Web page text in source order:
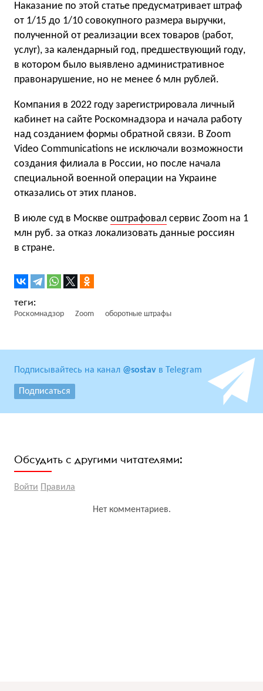
Наказание по этой статье предусматривает штраф
от 1/15 до 1/10 совокупного размера выручки,
полученной от реализации всех товаров (работ,
услуг), за календарный год, предшествующий году,
в котором было выявлено административное
правонарушение, но не менее 6 млн рублей.
Компания в 2022 году зарегистрировала личный
кабинет на сайте Роскомнадзора и начала работу
над созданием формы обратной связи. В Zoom
Video Communications не исключали возможности
создания филиала в России, но после начала
специальной военной операции на Украине
отказались от этих планов.
В июле суд в Москве оштрафовал сервис Zoom на 1
млн руб. за отказ локализовать данные россиян
в стране.
Роскомнадзор Zoom оборотные штрафы
Подписывайтесь на канал @sostav в Telegram
Подписаться
Обсудить с другими читателями:
Войти Правила
Нет комментариев.